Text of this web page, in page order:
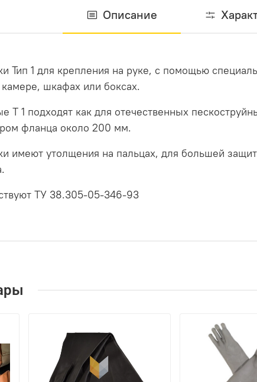
Описание
Тип 1 для крепления на руке, с помощью
шкафах или боксах.
Т 1 подходят как для отечественных
фланца около 200 мм.
имеют утолщения на пальцах, для большей
ТУ 38.305-05-346-93